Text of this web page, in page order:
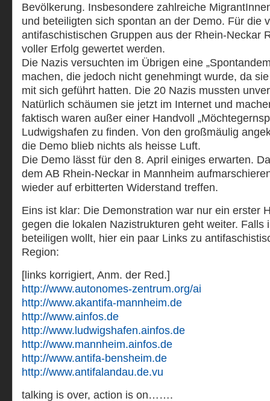
Bevölkerung. Insbesondere zahlreiche
und beteiligten sich spontan an der Demo. Für die
antifaschistischen Gruppen aus der Rhein-Neckar
voller Erfolg gewertet werden.
Die Nazis versuchten im Übrigen eine
machen, die jedoch nicht genehmingt wurde, da
mit sich geführt hatten. Die 20 Nazis mussten
Natürlich schäumen sie jetzt im Internet und
faktisch waren außer einer Handvoll
Ludwigshafen zu finden. Von den großmäulig
die Demo blieb nichts als heisse Luft.
Die Demo lässt für den 8. April einiges erwarten.
dem AB Rhein-Neckar in Mannheim
wieder auf erbitterten Widerstand treffen.
Eins ist klar: Die Demonstration war nur ein erster
gegen die lokalen Nazistrukturen geht weiter. Falls
beteiligen wollt, hier ein paar Links zu
Region:
[links korrigiert, Anm. der Red.]
http://www.autonomes-zentrum.org/ai
http://www.akantifa-mannheim.de
http://www.ainfos.de
http://www.ludwigshafen.ainfos.de
http://www.mannheim.ainfos.de
http://www.antifa-bensheim.de
http://www.antifalandau.de.vu
talking is over, action is on…….